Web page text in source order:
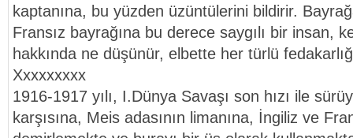
kaptanına, bu yüzden üzüntülerini bildirir.
Fransız bayrağına bu derece saygılı bir insan,
hakkında ne düşünür, elbette her türlü
Xxxxxxxxx
1916-1917 yılı, I.Dünya Savaşı son hızı ile
karşısına, Meis adasının limanına, İngiliz ve